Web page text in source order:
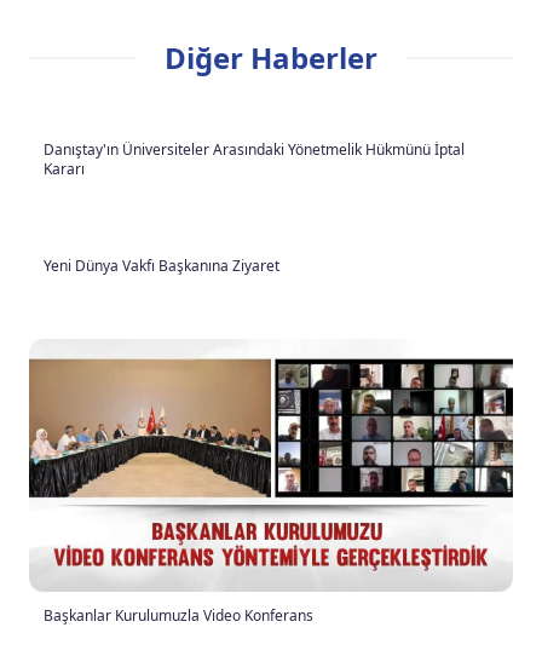
Diğer Haberler
Danıştay'ın Üniversiteler Arasındaki Yönetmelik Hükmünü İptal
Kararı
Yeni Dünya Vakfı Başkanına Ziyaret
Başkanlar Kurulumuzla Video Konferans